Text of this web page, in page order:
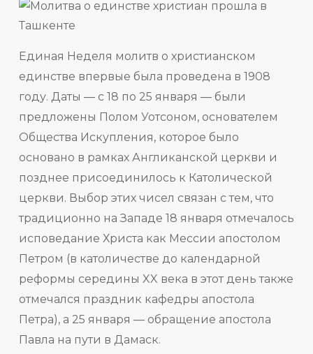
Единая Неделя молитв о христианском
единстве впервые была проведена в 1908
году. Даты — с 18 по 25 января — были
предложены Полом Уотсоном, основателем
Общества Искупления, которое было
основано в рамках Англиканской церкви и
позднее присоединилось к Католической
церкви. Выбор этих чисел связан с тем, что
традиционно на Западе 18 января отмечалось
исповедание Христа как Мессии апостолом
Петром (в католичестве до календарной
реформы середины XX века в этот день также
отмечался праздник кафедры апостола
Петра), а 25 января — обращение апостола
Павла на пути в Дамаск.